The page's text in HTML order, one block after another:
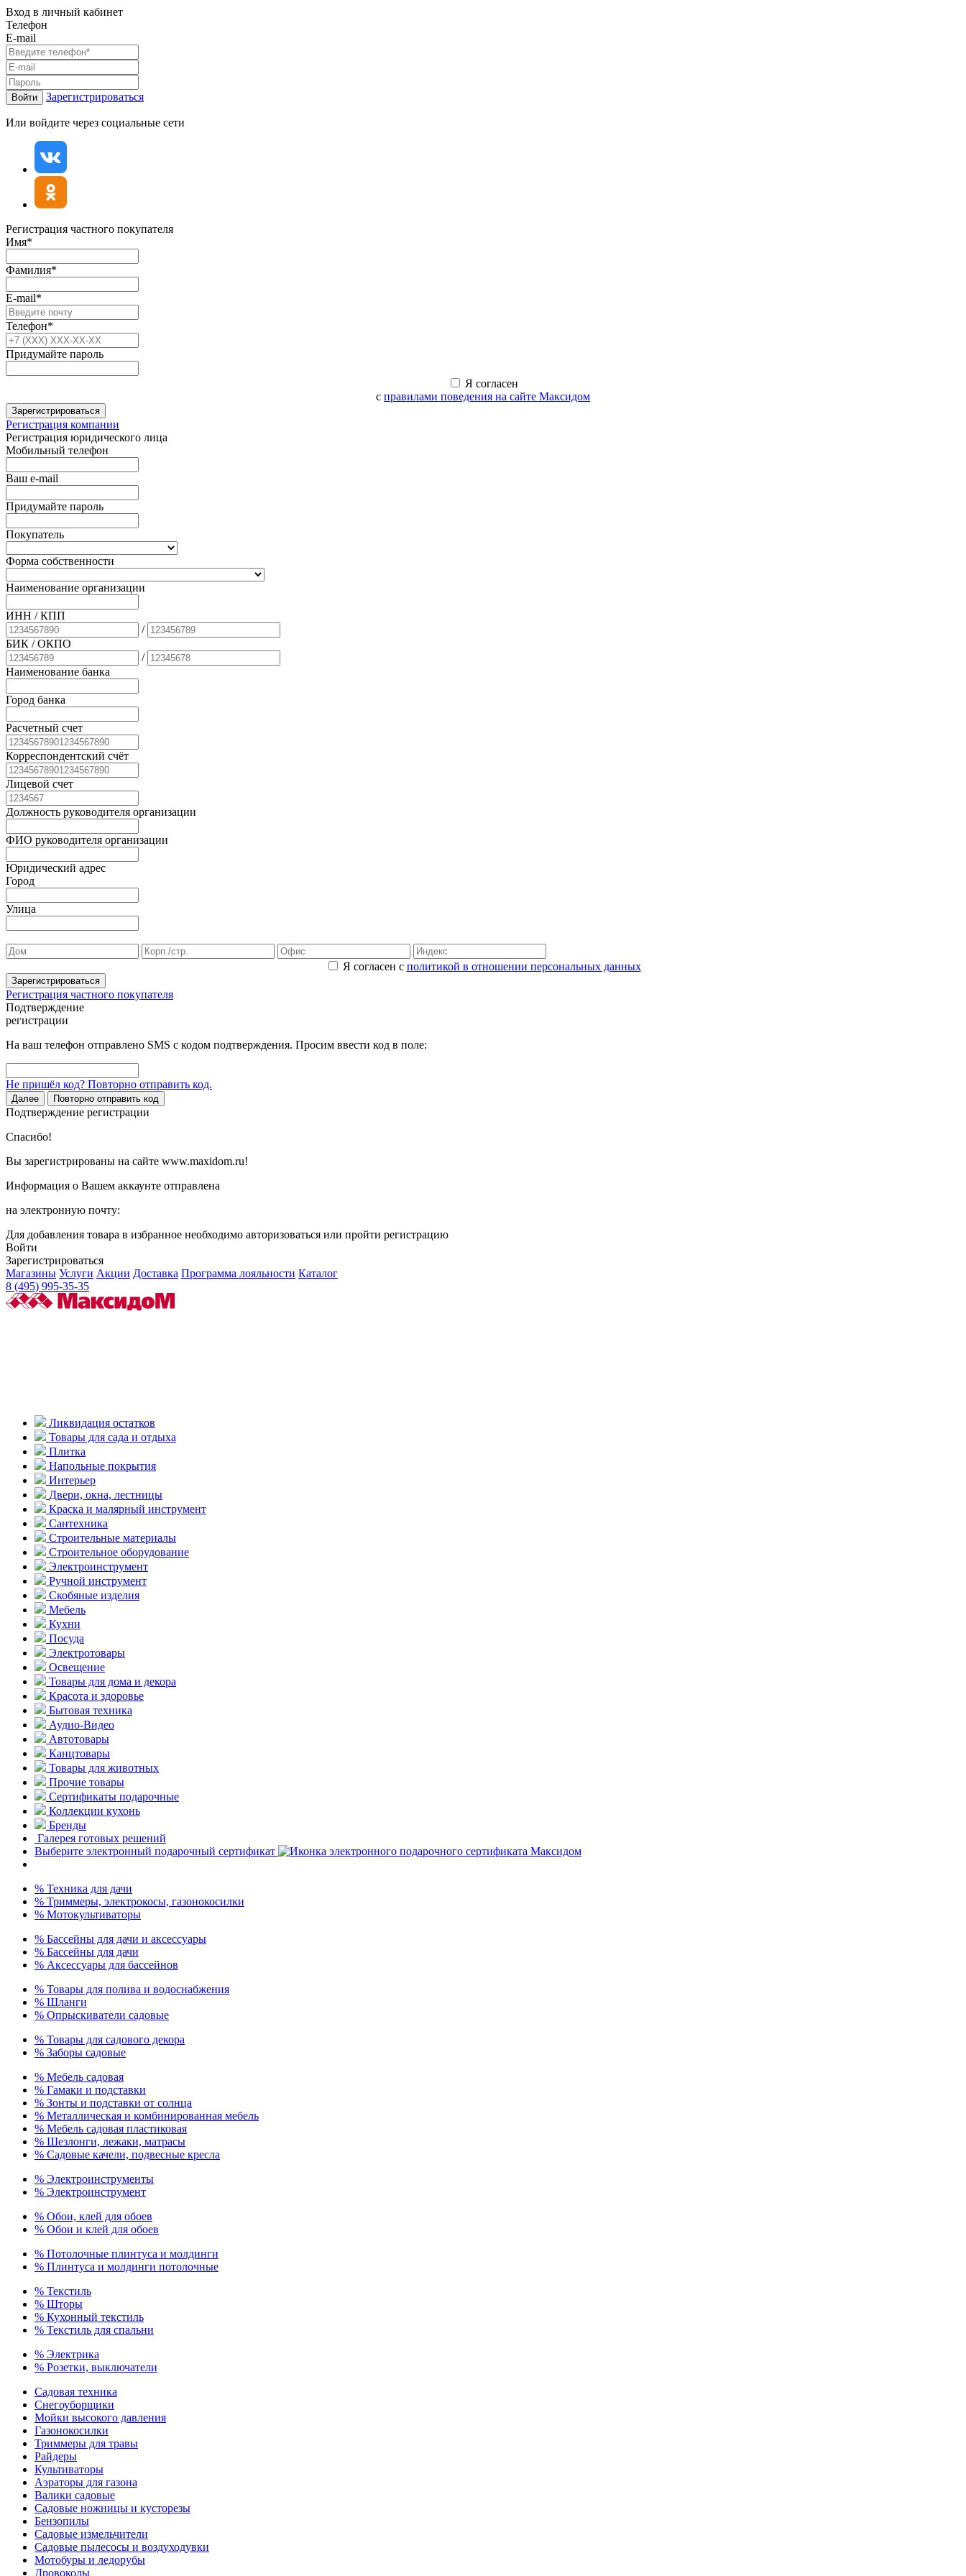
Вход в личный кабинет
Телефон
E-mail
Войти Зарегистрироваться
Или войдите через социальные сети
Регистрация частного покупателя
Имя*
Фамилия*
E-mail*
Телефон*
Придумайте пароль
Я согласен
с правилами поведения на сайте Максидом
Зарегистрироваться
Регистрация компании
Регистрация юридического лица
Мобильный телефон
Ваш e-mail
Придумайте пароль
Покупатель
Форма собственности
Наименование организации
ИНН / КПП
/
БИК / ОКПО
/
Наименование банка
Город банка
Расчетный счет
Корреспондентский счёт
Лицевой счет
Должность руководителя организации
ФИО руководителя организации
Юридический адрес
Город
Улица
Я согласен с политикой в отношении персональных данных
Зарегистрироваться
Регистрация частного покупателя
Подтверждение
регистрации
На ваш телефон отправлено SMS с кодом подтверждения. Просим ввести код в поле:
Не пришёл код? Повторно отправить код.
Далее Повторно отправить код
Подтверждение регистрации
Спасибо!
Вы зарегистрированы на сайте www.maxidom.ru!
Информация о Вашем аккаунте отправлена
на электронную почту:
Для добавления товара в избранное необходимо авторизоваться или пройти регистрацию
Войти
Зарегистрироваться
Магазины Услуги Акции Доставка Программа лояльности Каталог
8 (495) 995-35-35
Ликвидация остатков
Товары для сада и отдыха
Плитка
Напольные покрытия
Интерьер
Двери, окна, лестницы
Краска и малярный инструмент
Сантехника
Строительные материалы
Строительное оборудование
Электроинструмент
Ручной инструмент
Скобяные изделия
Мебель
Кухни
Посуда
Электротовары
Освещение
Товары для дома и декора
Красота и здоровье
Бытовая техника
Аудио-Видео
Автотовары
Канцтовары
Товары для животных
Прочие товары
Сертификаты подарочные
Коллекции кухонь
Бренды
Галерея готовых решений
Выберите электронный подарочный сертификат
% Техника для дачи
% Триммеры, электрокосы, газонокосилки
% Мотокультиваторы
% Бассейны для дачи и аксессуары
% Бассейны для дачи
% Аксессуары для бассейнов
% Товары для полива и водоснабжения
% Шланги
% Опрыскиватели садовые
% Товары для садового декора
% Заборы садовые
% Мебель садовая
% Гамаки и подставки
% Зонты и подставки от солнца
% Металлическая и комбинированная мебель
% Мебель садовая пластиковая
% Шезлонги, лежаки, матрасы
% Садовые качели, подвесные кресла
% Электроинструменты
% Электроинструмент
% Обои, клей для обоев
% Обои и клей для обоев
% Потолочные плинтуса и молдинги
% Плинтуса и молдинги потолочные
% Текстиль
% Шторы
% Кухонный текстиль
% Текстиль для спальни
% Электрика
% Розетки, выключатели
Садовая техника
Снегоуборщики
Мойки высокого давления
Газонокосилки
Триммеры для травы
Райдеры
Культиваторы
Аэраторы для газона
Валики садовые
Садовые ножницы и кусторезы
Бензопилы
Садовые измельчители
Садовые пылесосы и воздуходувки
Мотобуры и ледорубы
Дровоколы